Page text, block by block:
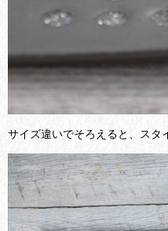
サイズ違いでそろえると、スタ